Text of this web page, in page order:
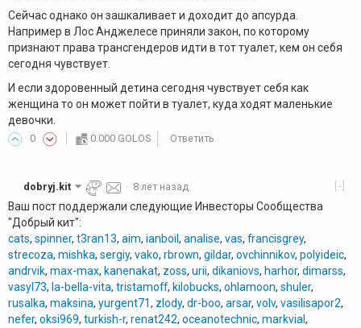
Сейчас однако он зашкаливает и доходит до апсурда.
Например в Лос Анджелесе приняли закон, по которому
признают права трансгендеров идти в тот туалет, кем он себя
сегодня чувствует.
И если здоровенный детина сегодня чувствует себя как
женщина то он может пойти в туалет, куда ходят маленькие
девочки.
0 0.000 GOLOS Ответить
[-]
dobryj.kit · 8 лет назад
Ваш пост поддержали следующие Инвесторы Сообщества
"Добрый кит":
cats, spinner, t3ran13, aim, ianboil , analise, vas, francisgrey,
strecoza, mishka, sergiy, vako, rbrown, gildar, ovchinnikov, polyideic,
andrvik, max-max, kanenakat, zoss, urii, dikaniovs, harhor, dimarss,
vasyl73, la-bella-vita, tristamoff, kilobucks, ohlamoon, shuler,
rusalka, maksina, yurgent71, zlody, dr-boo, arsar, volv, vasilisapor2,
nefer, oksi969, turkish-r, renat242, oceanotechnic, markvial ,